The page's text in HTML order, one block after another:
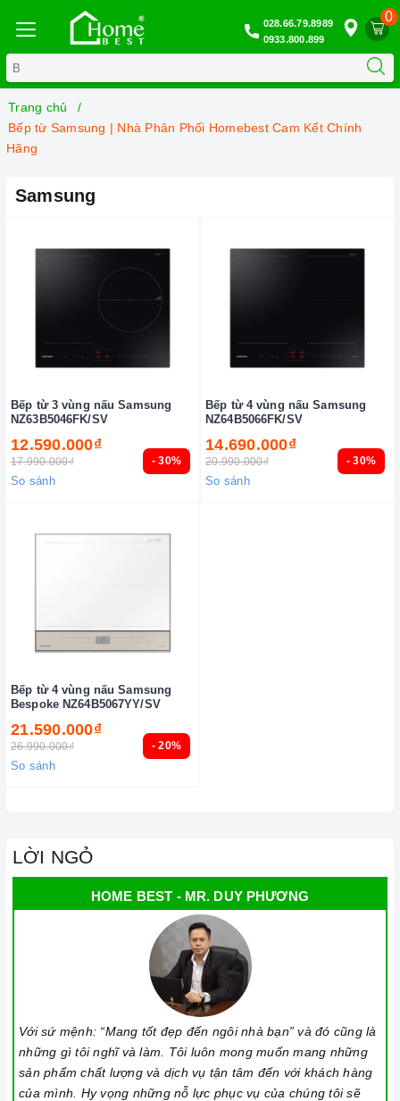
0
028.66.79.8989
0933.800.899
Trang chủ
Bếp từ Samsung | Nhà Phân Phối Homebest Cam Kết Chính
Hãng
Samsung
- 30%
Bếp từ 3 vùng nấu Samsung
NZ63B5046FK/SV
12.590.000₫
17.990.000₫
So sánh
- 30%
Bếp từ 4 vùng nấu Samsung
NZ64B5066FK/SV
14.690.000₫
20.990.000₫
So sánh
- 20%
Bếp từ 4 vùng nấu Samsung
Bespoke NZ64B5067YY/SV
21.590.000₫
26.990.000₫
So sánh
LỜI NGỎ
HOME BEST - MR. DUY PHƯƠNG
Với sứ mệnh: “Mang tốt đẹp đến ngôi nhà bạn” và đó cũng là
những gì tôi nghĩ và làm. Tôi luôn mong muốn mang những
sản phẩm chất lượng và dịch vụ tận tâm đến với khách hàng
của mình. Hy vọng những nỗ lực phục vụ của chúng tôi sẽ